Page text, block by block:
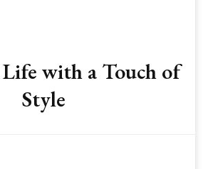
with a Touch of
Style